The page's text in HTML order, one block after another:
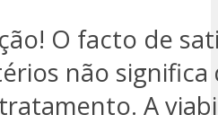
O facto de
não significa
A